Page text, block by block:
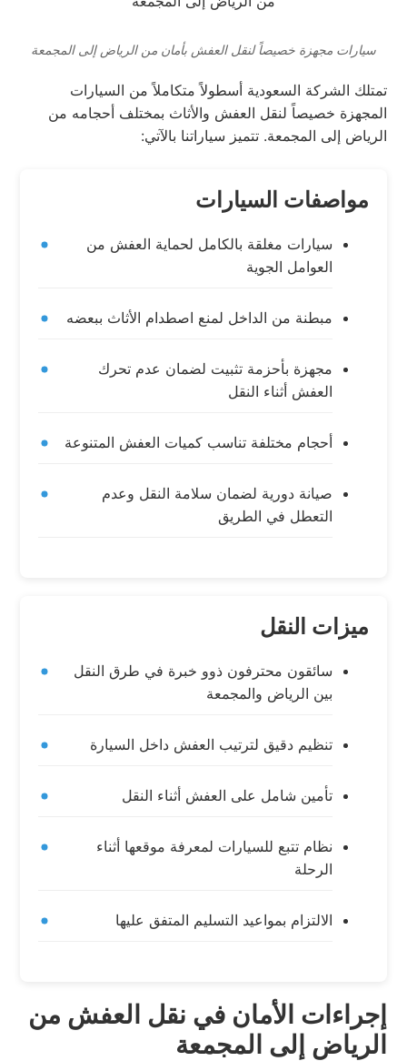
سيارات مجهزة خصيصاً لنقل العفش بأمان من الرياض إلى المجمعة
تمتلك الشركة السعودية أسطولاً متكاملاً من السيارات
المجهزة خصيصاً لنقل العفش والأثاث بمختلف أحجامه من
الرياض إلى المجمعة. تتميز سياراتنا بالآتي:
مواصفات السيارات
سيارات مغلقة بالكامل لحماية العفش من
العوامل الجوية
مبطنة من الداخل لمنع اصطدام الأثاث ببعضه
مجهزة بأحزمة تثبيت لضمان عدم تحرك
العفش أثناء النقل
أحجام مختلفة تناسب كميات العفش المتنوعة
صيانة دورية لضمان سلامة النقل وعدم
التعطل في الطريق
ميزات النقل
سائقون محترفون ذوو خبرة في طرق النقل
بين الرياض والمجمعة
تنظيم دقيق لترتيب العفش داخل السيارة
تأمين شامل على العفش أثناء النقل
نظام تتبع للسيارات لمعرفة موقعها أثناء
الرحلة
الالتزام بمواعيد التسليم المتفق عليها
إجراءات الأمان في نقل العفش من
الرياض إلى المجمعة